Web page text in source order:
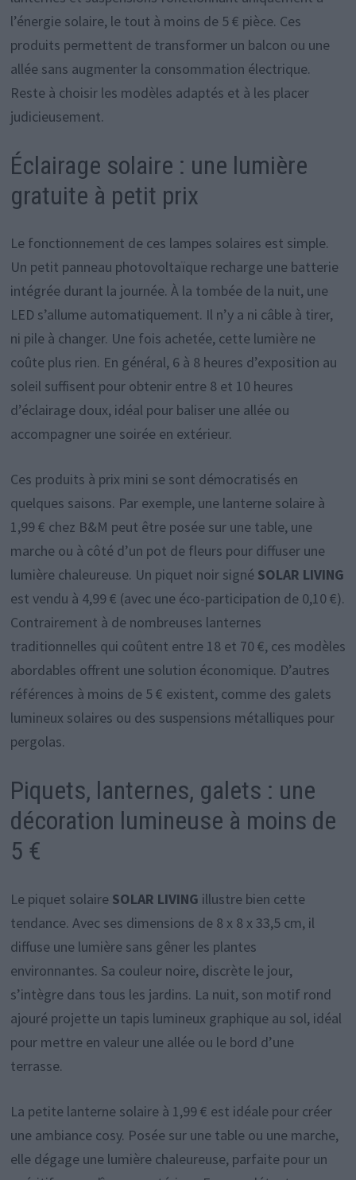
l’énergie solaire, le tout à moins de 5 € pièce. Ces
produits permettent de transformer un balcon ou une
allée sans augmenter la consommation électrique.
Reste à choisir les modèles adaptés et à les placer
judicieusement.
Éclairage solaire : une lumière
gratuite à petit prix
Le fonctionnement de ces lampes solaires est simple.
Un petit panneau photovoltaïque recharge une batterie
intégrée durant la journée. À la tombée de la nuit, une
LED s’allume automatiquement. Il n’y a ni câble à tirer,
ni pile à changer. Une fois achetée, cette lumière ne
coûte plus rien. En général, 6 à 8 heures d’exposition au
soleil suffisent pour obtenir entre 8 et 10 heures
d’éclairage doux, idéal pour baliser une allée ou
accompagner une soirée en extérieur.
Ces produits à prix mini se sont démocratisés en
quelques saisons. Par exemple, une lanterne solaire à
1,99 € chez B&M peut être posée sur une table, une
marche ou à côté d’un pot de fleurs pour diffuser une
lumière chaleureuse. Un piquet noir signé SOLAR LIVING
est vendu à 4,99 € (avec une éco-participation de 0,10 €).
Contrairement à de nombreuses lanternes
traditionnelles qui coûtent entre 18 et 70 €, ces modèles
abordables offrent une solution économique. D’autres
références à moins de 5 € existent, comme des galets
lumineux solaires ou des suspensions métalliques pour
pergolas.
Piquets, lanternes, galets : une
décoration lumineuse à moins de
5 €
Le piquet solaire SOLAR LIVING illustre bien cette
tendance. Avec ses dimensions de 8 x 8 x 33,5 cm, il
diffuse une lumière sans gêner les plantes
environnantes. Sa couleur noire, discrète le jour,
s’intègre dans tous les jardins. La nuit, son motif rond
ajouré projette un tapis lumineux graphique au sol, idéal
pour mettre en valeur une allée ou le bord d’une
terrasse.
La petite lanterne solaire à 1,99 € est idéale pour créer
une ambiance cosy. Posée sur une table ou une marche,
elle dégage une lumière chaleureuse, parfaite pour un